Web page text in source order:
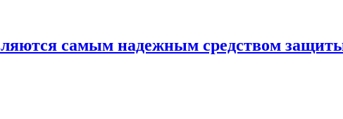
самым надежным средством